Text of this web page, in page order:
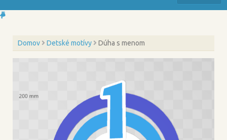
Domov Detské motívy Dúha s menom